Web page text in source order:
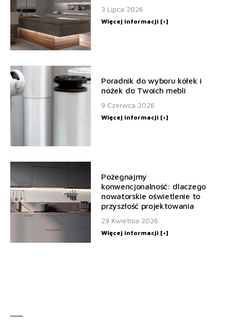
3 Lipca 2026
Więcej informacji [+]
Poradnik do wyboru kółek i
nóżek do Twoich mebli
9 Czerwca 2026
Więcej informacji [+]
Pożegnajmy
konwencjonalność: dlaczego
nowatorskie oświetlenie to
przyszłość projektowania
29 Kwietnia 2026
Więcej informacji [+]